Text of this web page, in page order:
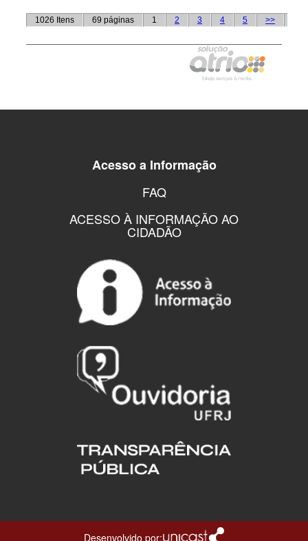
Acesso a Informação
FAQ
ACESSO À INFORMAÇÃO AO
CIDADÃO
Desenvolvido por: